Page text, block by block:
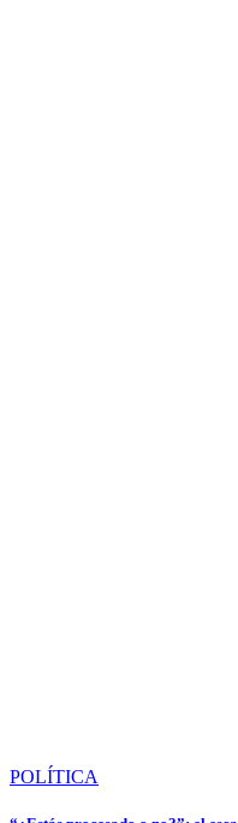
POLÍTICA